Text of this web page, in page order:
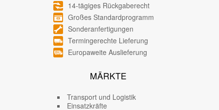
14-tägiges Rückgaberecht
Großes Standardprogramm
Sonderanfertigungen
Termingerechte Lieferung
Europaweite Auslieferung
MÄRKTE
Transport und Logistik
Einsatzkräfte